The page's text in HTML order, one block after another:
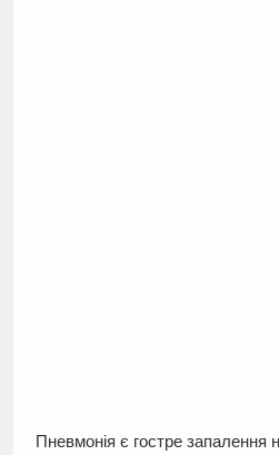
Пневмонія є гостре запалення